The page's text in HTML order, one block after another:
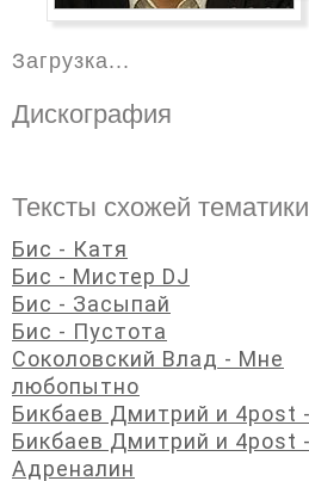
Загрузка...
Дискография
Тексты схожей тематики
Бис - Катя
Бис - Мистер DJ
Бис - Засыпай
Бис - Пустота
Соколовский Влад - Мне
любопытно
Бикбаев Дмитрий и 4post
Бикбаев Дмитрий и 4post -
Адреналин